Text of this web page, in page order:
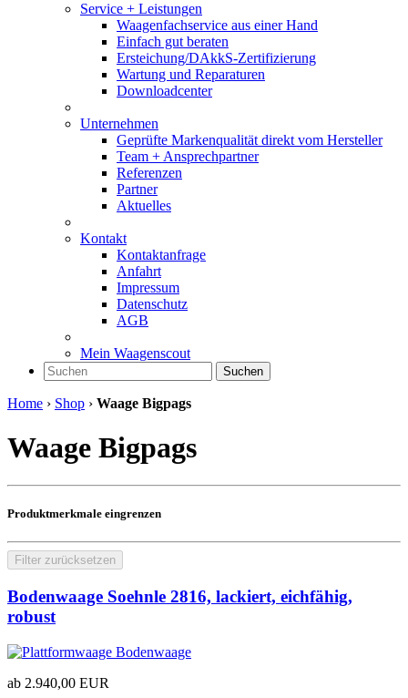
Service + Leistungen
Waagenfachservice aus einer Hand
Einfach gut beraten
Ersteichung/DAkkS-Zertifizierung
Wartung und Reparaturen
Downloadcenter
Unternehmen
Geprüfte Markenqualität direkt vom Hersteller
Team + Ansprechpartner
Referenzen
Partner
Aktuelles
Kontakt
Kontaktanfrage
Anfahrt
Impressum
Datenschutz
AGB
Mein Waagenscout
Suchen
Home › Shop › Waage Bigpags
Waage Bigpags
Produktmerkmale eingrenzen
Filter zurücksetzen
Bodenwaage Soehnle 2816, lackiert, eichfähig,
robust
ab 2.940,00 EUR